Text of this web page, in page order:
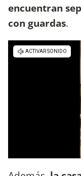
encuentran
con guardas.